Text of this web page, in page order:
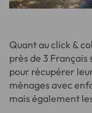
Quant au click &
près de 3 Français
pour récupérer
ménages avec
mais également